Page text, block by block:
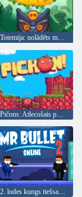
Totemija: nolādēts marmors
Pičons: Atlecošais putns
2. lodes kungs tiešsaistē